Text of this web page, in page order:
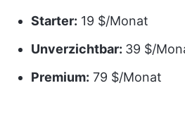
Starter: 19 $/Monat
Unverzichtbar: 39 $/
Premium: 79 $/Monat